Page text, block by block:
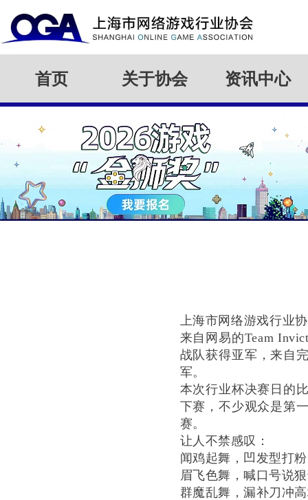
首页 关于协会 资讯中心
上海市网络游戏行业
来自网易的Team
战队获得亚军，来自
军。
本次行业杯决赛日的
下赛，不少观众是第
赛。
让人不禁感叹：
闻鸡起舞，凹发型打
眉飞色舞，喊口号说
群魔乱舞，漏补刀冲